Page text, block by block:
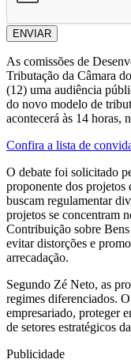
ENVIAR
As comissões de
Tributação da Câmara
(12) uma audiência
do novo modelo de
acontecerá às 14 horas,
Confira a lista de
O debate foi solicitado
proponente dos
buscam regulamentar
projetos se concentram
Contribuição sobre
evitar distorções e
arrecadação.
Segundo Zé Neto, as
regimes diferenciados.
empresariado, proteger
de setores estratégicos
Publicidade